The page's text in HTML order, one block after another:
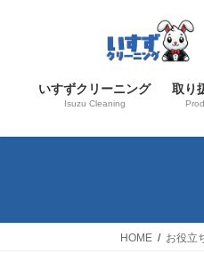
ス
ン
いすずクリーニング
Isuzu Cleaning
取り
HOME お役立